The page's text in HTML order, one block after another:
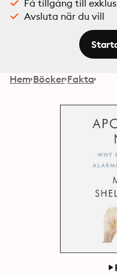
Få tillgång till
Avsluta när du vill
Hem Böcker Fakta